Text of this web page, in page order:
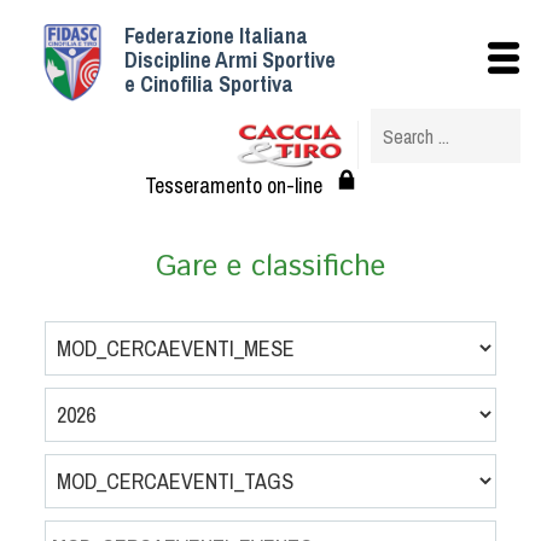
Federazione Italiana
Discipline Armi Sportive
e Cinofilia Sportiva
Tesseramento on-line
Gare e classifiche
Istituzionale
Struttura
Albo Veterinari federali
Tesseramento e Affiliazioni
Circolari
Federazione Trasparente
Convenzioni
Società
Tesserati